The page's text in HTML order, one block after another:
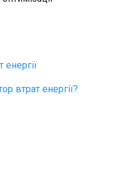
енергії
втрат енергії?